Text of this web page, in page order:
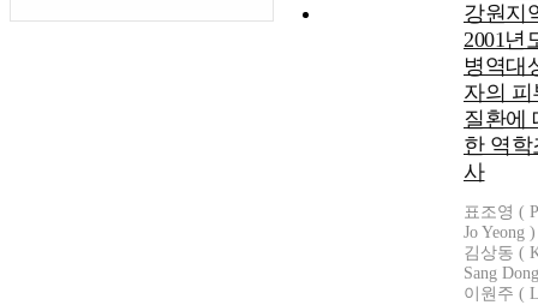
강원지
2001년
병역대
자의 피
질환에
한 역학
사
표조영 (
Jo Yeong
김상동 (
Sang
이원주 (